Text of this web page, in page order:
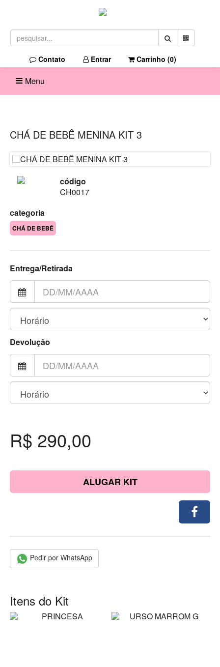
Contato Entrar Carrinho (0)
Menu
CHÁ DE BEBÊ MENINA KIT 3
código
CH0017
categoria
CHÁ DE BEBÊ
Entrega/Retirada
Devolução
R$ 290,00
ALUGAR KIT
Pedir por WhatsApp
Itens do Kit